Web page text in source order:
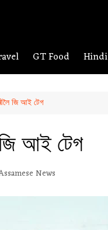
GT Food Hindi
জি আই টেগ
আই টেগ
News